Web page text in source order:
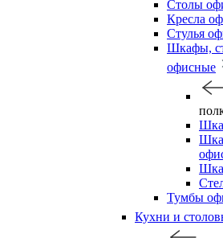
Столы
Кресла
Стулья
Шкафы,
офисные
Тумбы
Кухни и